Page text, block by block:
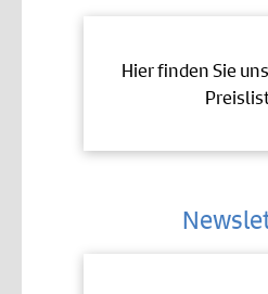
Hier finden Sie